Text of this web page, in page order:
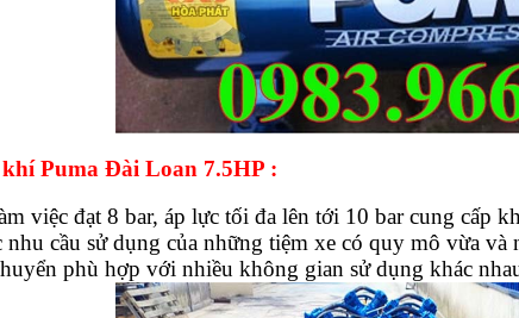
Puma Đài Loan 7.5HP :
việc đạt 8 bar, áp lực tối đa lên tới 10 bar cung
cầu sử dụng của những tiệm xe có quy mô vừa
phù hợp với nhiều không gian sử dụng khác